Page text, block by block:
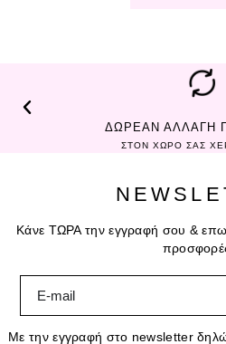
ΔΩΡΕΑΝ ΑΛΛΑΓΗ
ΣΤΟΝ ΧΩΡΟ ΣΑΣ
Κάνε ΤΩΡΑ την εγγραφή σου &
Με την εγγραφή στο newsletter